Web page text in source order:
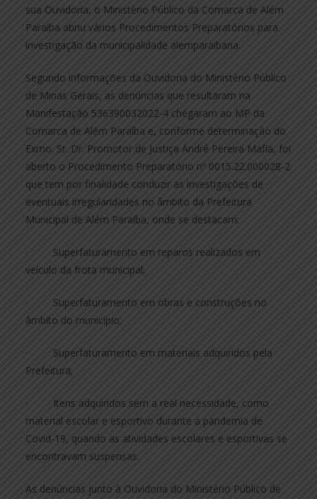
sua Ouvidoria, o Ministério Público da Comarca de Além
Paraíba abriu vários Procedimentos Preparatórios para
investigação da municipalidade alemparaibana.
Segundo informações da Ouvidoria do Ministério Público
de Minas Gerais, as denúncias que resultaram na
Manifestação 536390032022-4 chegaram ao MP da
Comarca de Além Paraíba e, conforme determinação do
Exmo. Sr. Dr. Promotor de Justiça André Pereira Mafia, foi
aberto o Procedimento Preparatório nº 0015.22.000028-2
que tem por finalidade conduzir as investigações de
eventuais irregularidades no âmbito da Prefeitura
Municipal de Além Paraíba, onde se destacam:
· Superfaturamento em reparos realizados em
veículo da frota municipal;
· Superfaturamento em obras e construções no
âmbito do município;
· Superfaturamento em materiais adquiridos pela
Prefeitura;
· Itens adquiridos sem a real necessidade, como
material escolar e esportivo durante a pandemia de
Covid-19, quando as atividades escolares e esportivas se
encontravam suspensas.
As denúncias junto à Ouvidoria do Ministério Público de